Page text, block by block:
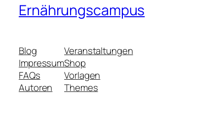
Ernährungscampus
Blog
Impressum
FAQs
Autoren
Veranstaltungen
Shop
Vorlagen
Themes